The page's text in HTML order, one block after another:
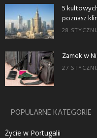
5
poznasz
28
Zamek w
27
POPULARNE KATEGORIE
Życie w Portugalii